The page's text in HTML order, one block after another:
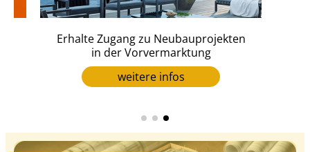
Erhalte Zugang zu Neubauprojekten
in der Vorvermarktung
weitere infos